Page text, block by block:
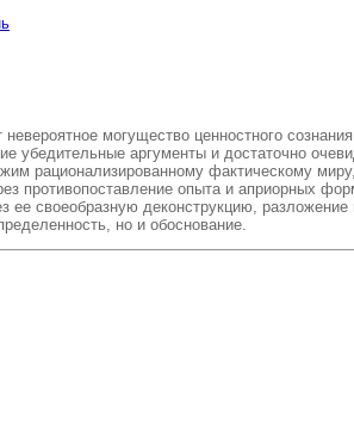
могущество ценностного
убедительные аргументы и достаточно
рационализированному фактическому
противопоставление опыта и априорных
ее своеобразную деконструкцию,
но и обоснование.